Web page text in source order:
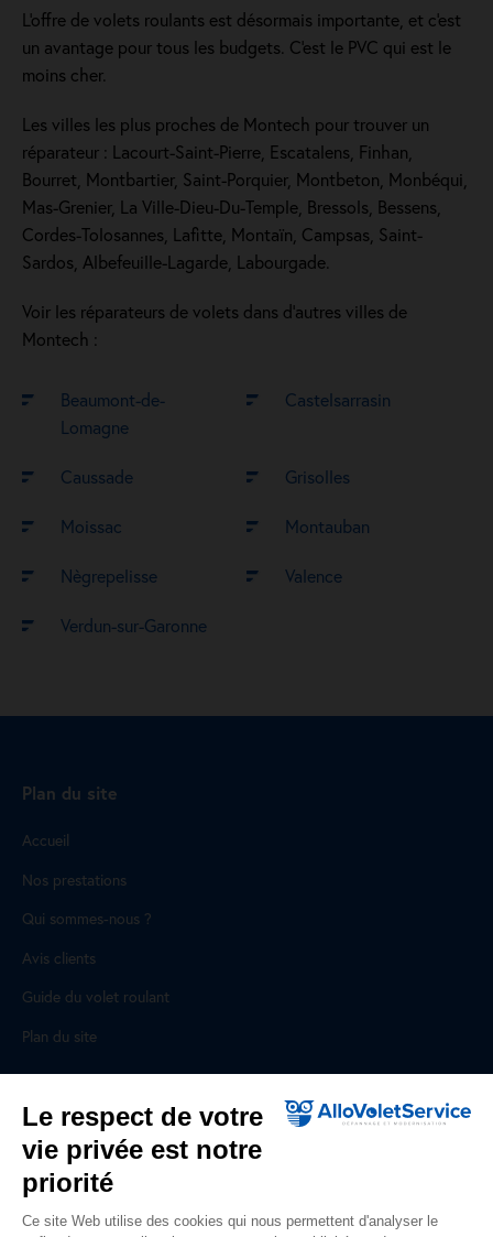
L'offre de volets roulants est désormais importante, et c'est
un avantage pour tous les budgets. C'est le PVC qui est le
moins cher.
Les villes les plus proches de Montech pour trouver un
réparateur : Lacourt-Saint-Pierre, Escatalens, Finhan,
Bourret, Montbartier, Saint-Porquier, Montbeton, Monbéqui,
Mas-Grenier, La Ville-Dieu-Du-Temple, Bressols, Bessens,
Cordes-Tolosannes, Lafitte, Montaïn, Campsas, Saint-
Sardos, Albefeuille-Lagarde, Labourgade.
Voir les réparateurs de volets dans d’autres villes de
Montech :
Beaumont-de-
Lomagne
Castelsarrasin
Caussade Grisolles
Moissac Montauban
Nègrepelisse Valence
Verdun-sur-Garonne
Plan du site
Accueil
Nos prestations
Qui sommes-nous ?
Avis clients
Guide du volet roulant
Plan du site
Pour les professionnels
Professionnels, des prestations ad hoc
Rejoignez un réseau national, nous recrutons !
Le respect de votre
vie privée est notre
priorité
Ce site Web utilise des cookies qui nous permettent d'analyser le